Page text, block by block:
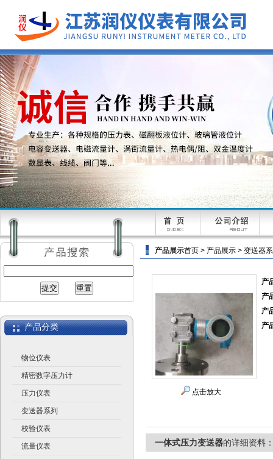
江苏润仪仪表有限公司
产品分类
物位仪表
精密数字压力计
压力仪表
变送器系列
校验仪表
流量仪表
产品展示首页 > 产品展示 > 变送器
点击放大
产
产
产
产
一体式压力变送器的详细资料